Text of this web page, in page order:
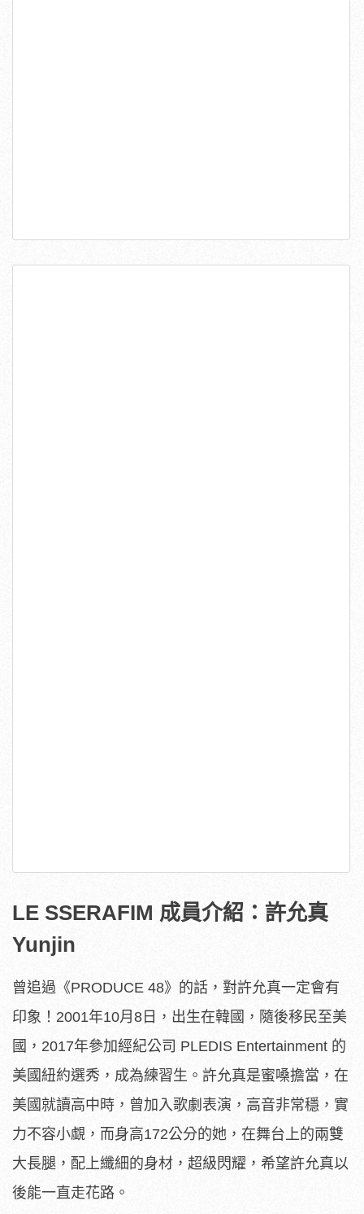
LE SSERAFIM 成員介紹：許允真
Yunjin
曾追過《PRODUCE 48》的話，對許允真一定會有
印象！2001年10月8日，出生在韓國，隨後移民至美
國，2017年參加經紀公司 PLEDIS Entertainment 的
美國紐約選秀，成為練習生。許允真是蜜嗓擔當，在
美國就讀高中時，曾加入歌劇表演，高音非常穩，實
力不容小覷，而身高172公分的她，在舞台上的兩雙
大長腿，配上纖細的身材，超級閃耀，希望許允真以
後能一直走花路。